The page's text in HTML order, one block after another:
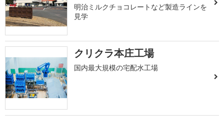
明治ミルクチョコレートなど製造ラインを
見学
クリクラ本庄工場
国内最大規模の宅配水工場